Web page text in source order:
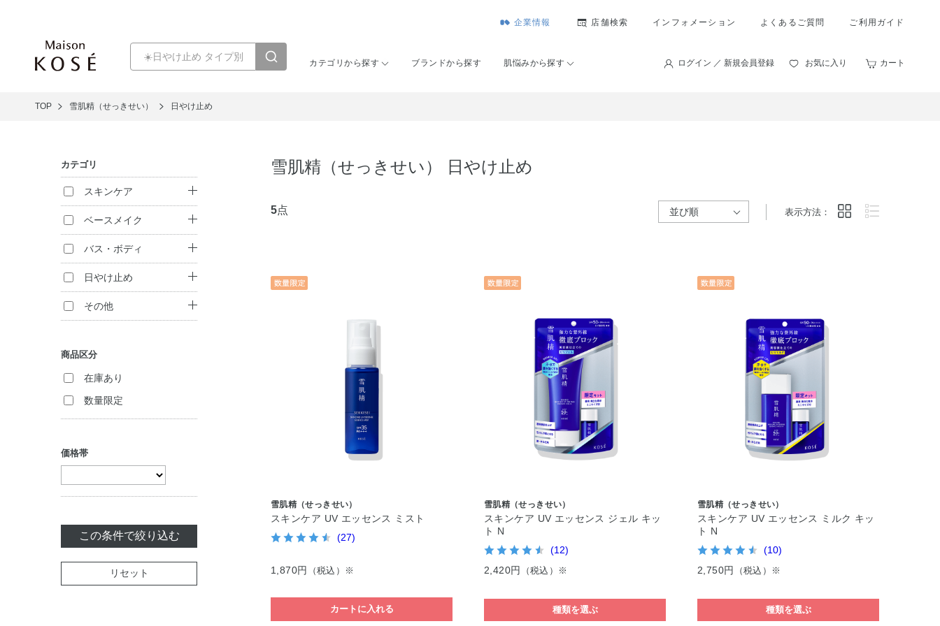
企業情報 店舗検索 インフォメーション よくあるご質問 ご利用ガイド
カテゴリから探す ブランドから探す 肌悩みから探す ログイン ／ 新規会員登録 お気に入り カート
TOP 雪肌精（せっきせい） 日やけ止め
雪肌精（せっきせい） 日やけ止め
カテゴリ
スキンケア
クレンジング
洗顔料
化粧水
乳液
パック・マスク
ベースメイク
ファンデーション
フェイスパウダー
バス・ボディ
ハンドケア
日やけ止め
日やけ止め
その他
商品区分
在庫あり
数量限定
価格帯
この条件で絞り込む
リセット
5点 表示方法：
雪肌精（せっきせい）
スキンケア UV エッセンス ミスト
(27)
1,870円 （税込）※
カートに入れる
雪肌精（せっきせい）
スキンケア UV エッセンス ジェル キッ
ト N
(12)
2,420円
（税込）※
種類を選ぶ
雪肌精（せっきせい）
スキンケア UV エッセンス ミルク キッ
ト N
(10)
2,750円
（税込）※
種類を選ぶ